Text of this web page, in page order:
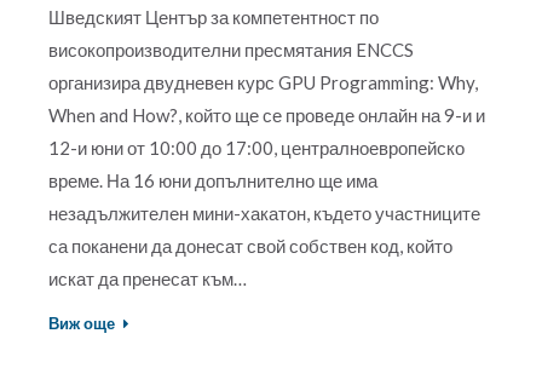
Шведският Център за компетентност по
високопроизводителни пресмятания ENCCS
организира двудневен курс GPU Programming: Why,
When and How?, който ще се проведе онлайн на 9-и и
12-и юни от 10:00 до 17:00, централноевропейско
време. На 16 юни допълнително ще има
незадължителен мини-хакатон, където участниците
са поканени да донесат свой собствен код, който
искат да пренесат към…
Виж още